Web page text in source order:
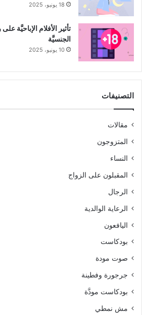
18 يونيو، 2025
تأثير الأفلام الإباحيَّة
الجنسيَّة
10 يونيو، 2025
التصنيفات
مقالات
المتزوجون
النساء
المقبلون على الزواج
الرجال
الرعاية الوالدية
اليافعون
بودكاست
صوت مودة
جرجورة وفطينة
بودكاست مودَّة
مش نمطي